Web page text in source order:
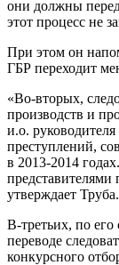
они должны
этот процесс не
При этом он
ГБР переходит
«Во-вторых,
производств и
и.о.
преступлений,
в 2013-2014
представителями
утверждает Труба.
В-третьих, по
переводе
конкурсного